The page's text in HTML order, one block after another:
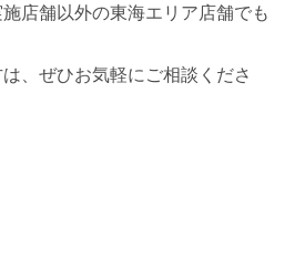
店舗以外の東海エリア店舗でも
、ぜひお気軽にご相談くださ